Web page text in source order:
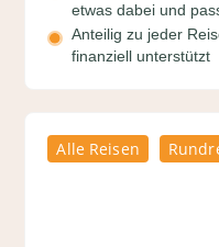
etwas dabei und
Anteilig zu jeder
finanziell unterstützt
Alle Reisen